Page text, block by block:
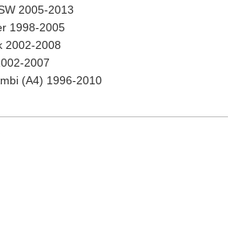
2005-2013
1998-2005
2002-2008
2007
(А4) 1996-2010